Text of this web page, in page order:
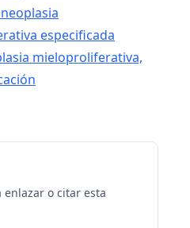
especificada
mieloproliferativa,
enlazar o citar esta